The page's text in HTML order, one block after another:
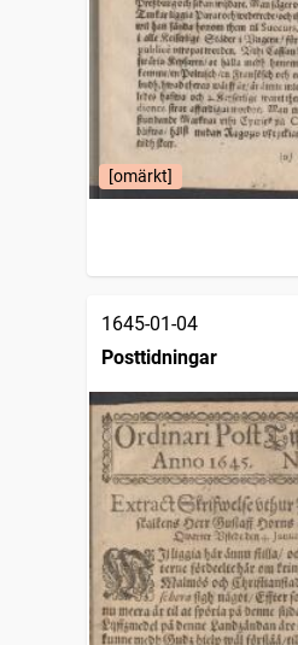
[omärkt]
1645-01-04
Posttidningar